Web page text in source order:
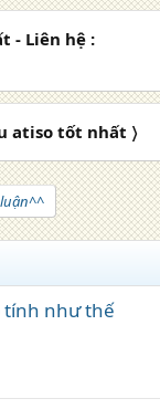
- Liên hệ :
atiso tốt nhất 〉
tính như thế